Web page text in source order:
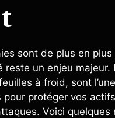
sont de plus en plus
reste un enjeu majeur.
à froid, sont
pour protéger vos
Voici quelques